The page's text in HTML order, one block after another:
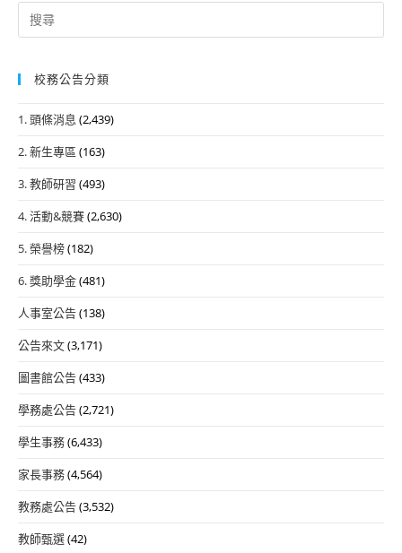
Search
for:
校務公告分類
1. 頭條消息 (2,439)
2. 新生專區 (163)
3. 教師研習 (493)
4. 活動&競賽(2,630)
5. 榮譽榜(182)
6. 獎助學金(481)
人事室公告(138)
公告來文(3,171)
圖書館公告(433)
學務處公告(2,721)
學生事務(6,433)
家長事務(4,564)
教務處公告(3,532)
教師甄選(42)